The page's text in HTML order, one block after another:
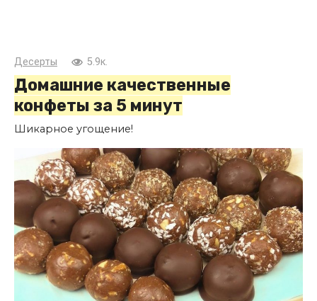
Десерты 5.9к.
Домашние качественные
конфеты за 5 минут
Шикарное угощение!